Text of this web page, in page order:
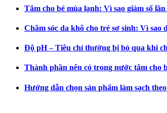
Tắm cho bé mùa lạnh: Vì sao giảm số
Chăm sóc da khô cho trẻ sơ sinh: Vì sao
Độ pH – Tiêu chí thường bị bỏ qua khi
Thành phần nên có trong nước tắm cho
Hướng dẫn chọn sản phẩm làm sạch